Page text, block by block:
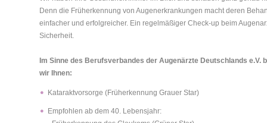
Denn die Früherkennung von Augenerkrankungen macht deren
einfacher und erfolgreicher. Ein regelmäßiger Check-up beim
Sicherheit.
Im Sinne des Berufsverbandes der Augenärzte Deutschlands e.V.
wir Ihnen:
Kataraktvorsorge (Früherkennung Grauer Star)
Empfohlen ab dem 40. Lebensjahr: